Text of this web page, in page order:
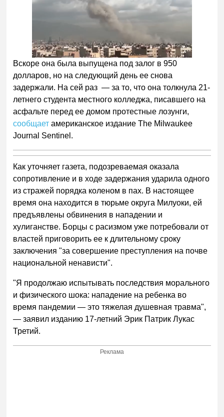
Вскоре она была выпущена под залог в 950
долларов, но на следующий день ее снова
задержали. На сей раз — за то, что она толкнула 21-
летнего студента местного колледжа, писавшего на
асфальте перед ее домом протестные лозунги,
сообщает американское издание Тhe Milwaukee
Journal Sentinel.
Как уточняет газета, подозреваемая оказала
сопротивление и в ходе задержания ударила одного
из стражей порядка коленом в пах. В настоящее
время она находится в тюрьме округа Милуоки, ей
предъявлены обвинения в нападении и
хулиганстве. Борцы с расизмом уже потребовали от
властей приговорить ее к длительному сроку
заключения "за совершение преступления на почве
национальной ненависти".
"Я продолжаю испытывать последствия морального
и физического шока: нападение на ребенка во
время пандемии — это тяжелая душевная травма",
— заявил изданию 17-летний Эрик Патрик Лукас
Третий.
Реклама